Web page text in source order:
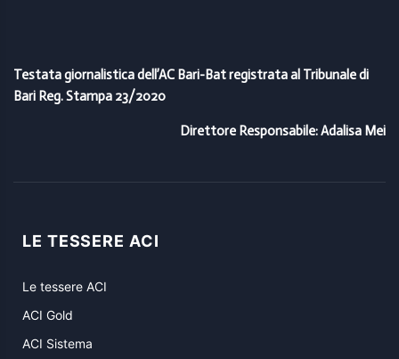
Testata giornalistica dell’AC Bari-Bat registrata al Tribunale di
Bari Reg. Stampa 23/2020
Direttore Responsabile: Adalisa Mei
LE TESSERE ACI
Le tessere ACI
ACI Gold
ACI Sistema